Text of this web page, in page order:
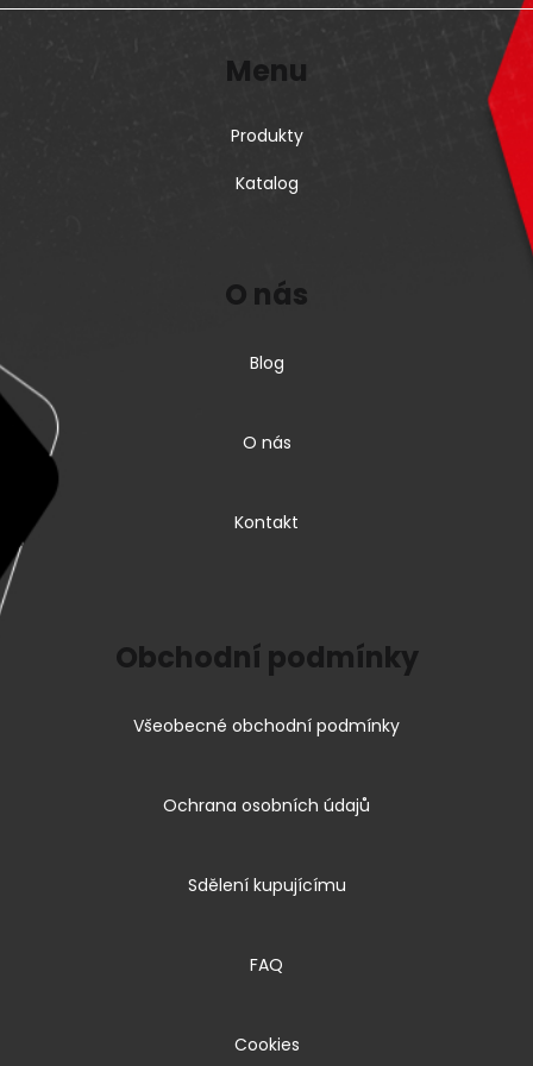
Menu
Produkty
Katalog
O nás
Blog
O nás
Kontakt
Obchodní podmínky
Všeobecné obchodní podmínky
Ochrana osobních údajů
Sdělení kupujícímu
FAQ
Cookies